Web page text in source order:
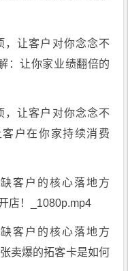
，让客户对你念念不
：让你家业绩翻倍的
，让客户对你念念不
户在你家持续消费
客户的核心落地方
店！_1080p.mp4
客户的核心落地方
卖爆的拓客卡是如何